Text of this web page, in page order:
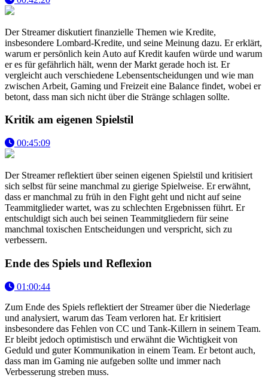
Der Streamer diskutiert finanzielle Themen wie Kredite,
insbesondere Lombard-Kredite, und seine Meinung dazu. Er erklärt,
warum er persönlich kein Auto auf Kredit kaufen würde und warum
er es für gefährlich hält, wenn der Markt gerade hoch ist. Er
vergleicht auch verschiedene Lebensentscheidungen und wie man
zwischen Arbeit, Gaming und Freizeit eine Balance findet, wobei er
betont, dass man sich nicht über die Stränge schlagen sollte.
Kritik am eigenen Spielstil
00:45:09
Der Streamer reflektiert über seinen eigenen Spielstil und kritisiert
sich selbst für seine manchmal zu gierige Spielweise. Er erwähnt,
dass er manchmal zu früh in den Fight geht und nicht auf seine
Teammitglieder wartet, was zu schlechten Ergebnissen führt. Er
entschuldigt sich auch bei seinen Teammitgliedern für seine
manchmal toxischen Entscheidungen und verspricht, sich zu
verbessern.
Ende des Spiels und Reflexion
01:00:44
Zum Ende des Spiels reflektiert der Streamer über die Niederlage
und analysiert, warum das Team verloren hat. Er kritisiert
insbesondere das Fehlen von CC und Tank-Killern in seinem Team.
Er bleibt jedoch optimistisch und erwähnt die Wichtigkeit von
Geduld und guter Kommunikation in einem Team. Er betont auch,
dass man im Gaming nie aufgeben sollte und immer nach
Verbesserung streben muss.